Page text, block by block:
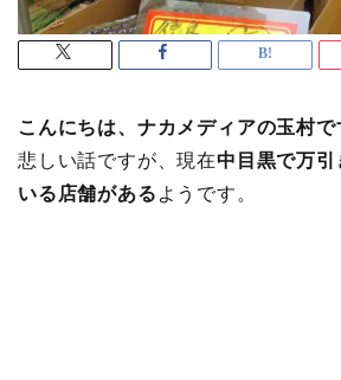
こんにちは、ナカメディアの玉村で
悲しい話ですが、現在中目黒で万引
いる店舗がある ようです。